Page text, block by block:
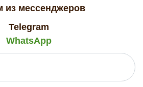
из мессенджеров
Telegram
WhatsApp